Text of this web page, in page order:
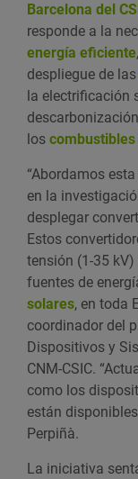
Barcelona del
responde a la
energía eficiente
despliegue de las
la electrificación
los
“Abordamos
en la
desplegar
Estos
tensión (1-35
fuentes de
solares, en toda
coordinador del
Dispositivos y
CNM-CSIC.
como los
están
Perpiñà.
La iniciativa